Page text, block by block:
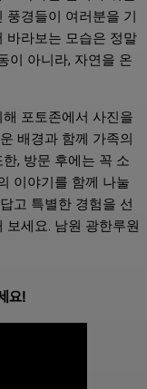
경들이 여러분을 기
바라보는 모습은 정말
이 아니라, 자연을 온
포토존에서 사진을
배경과 함께 가족의
, 방문 후에는 꼭 소
이야기를 함께 나눌
고 특별한 경험을 선
보세요. 남원 광한루원
요!